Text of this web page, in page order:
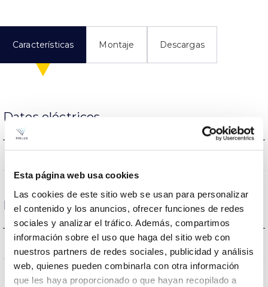
Esta página web usa cookies
Las cookies de este sitio web se usan para personalizar
el contenido y los anuncios, ofrecer funciones de redes
sociales y analizar el tráfico. Además, compartimos
información sobre el uso que haga del sitio web con
nuestros partners de redes sociales, publicidad y análisis
web, quienes pueden combinarla con otra información
que les haya proporcionado o que hayan recopilado a
Características Montaje Descargas
Datos eléctricos
Dimensiones y Montaje
0.44Kg
Dimensiones